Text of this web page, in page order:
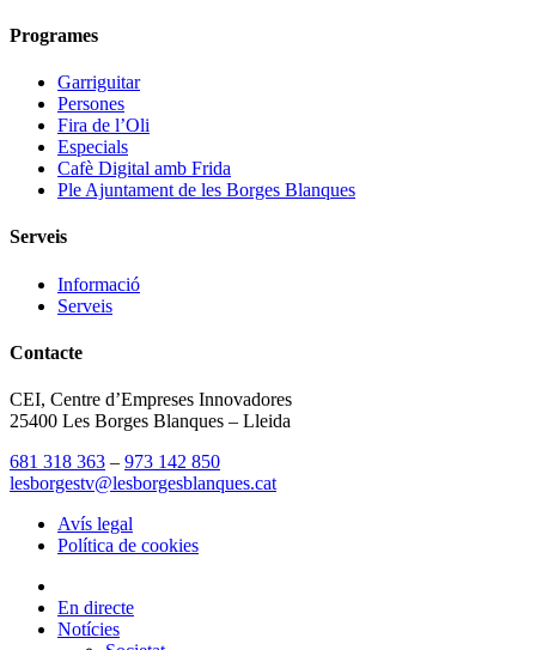
Programes
Garriguitar
Persones
Fira de l’Oli
Especials
Cafè Digital amb Frida
Ple Ajuntament de les Borges Blanques
Serveis
Informació
Serveis
Contacte
CEI, Centre d’Empreses Innovadores
25400 Les Borges Blanques – Lleida
681 318 363 – 973 142 850
lesborgestv@lesborgesblanques.cat
Avís legal
Política de cookies
En directe
Notícies